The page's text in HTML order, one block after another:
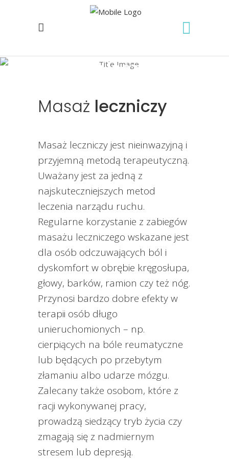
Masaż leczniczy
Masaż leczniczy
Masaż leczniczy jest nieinwazyjną i
przyjemną metodą terapeutyczną.
Uważany jest za jedną z
najskuteczniejszych metod
leczenia narządu ruchu.
Regularne korzystanie z zabiegów
masażu leczniczego wskazane jest
dla osób odczuwających ból i
dyskomfort w obrębie kręgosłupa,
głowy, barków, ramion czy też nóg.
Przynosi bardzo dobre efekty w
terapii osób długo
unieruchomionych – np.
cierpiących na bóle reumatyczne
lub będących po przebytym
złamaniu albo udarze mózgu.
Zalecany także osobom, które z
racji wykonywanej pracy,
prowadzą siedzący tryb życia czy
zmagają się z nadmiernym
stresem lub depresją.